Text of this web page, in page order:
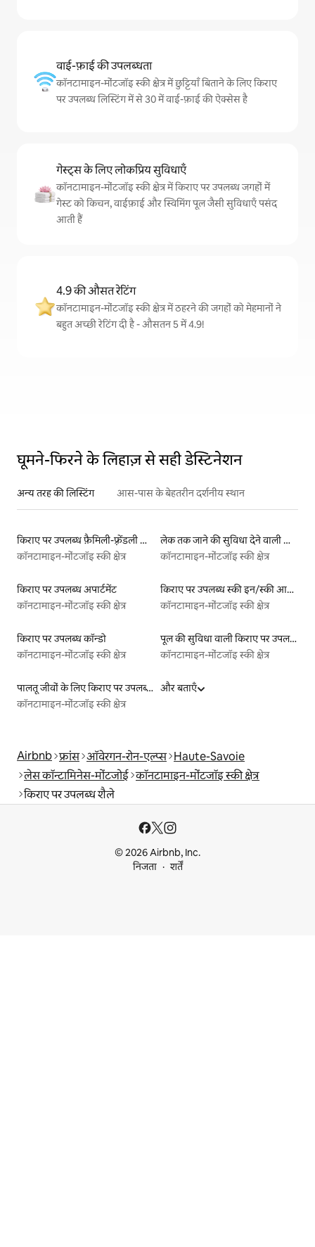
वाई-फ़ाई की उपलब्धता
कॉनटामाइन-मोंटजॉइ स्की क्षेत्र में छुट्टियाँ बिताने के लिए किराए
पर उपलब्ध लिस्टिंग में से 30 में वाई-फ़ाई की ऐक्सेस है
गेस्ट्स के लिए लोकप्रिय सुविधाएँ
कॉनटामाइन-मोंटजॉइ स्की क्षेत्र में किराए पर उपलब्ध जगहों में
गेस्ट को किचन, वाईफ़ाई और स्विमिंग पूल जैसी सुविधाएँ पसंद
आती हैं
4.9 की औसत रेटिंग
कॉनटामाइन-मोंटजॉइ स्की क्षेत्र में ठहरने की जगहों को मेहमानों ने
बहुत अच्छी रेटिंग दी है - औसतन 5 में 4.9!
घूमने-फिरने के लिहाज़ से सही डेस्टिनेशन
अन्य तरह की लिस्टिंग आस-पास के बेहतरीन दर्शनीय स्थान
किराए पर उपलब्ध फ़ैमिली-फ़्रेंडली लिस्टिंग
कॉनटामाइन-मोंटजॉइ स्की क्षेत्र
लेक तक जाने की सुविधा देने वाली किराये पर उपलब्ध लिस्टिंग
कॉनटामाइन-मोंटजॉइ स्की क्षेत्र
किराए पर उपलब्ध अपार्टमेंट
कॉनटामाइन-मोंटजॉइ स्की क्षेत्र
किराए पर उपलब्ध स्की इन/स्की आउट लिस्टिंग
कॉनटामाइन-मोंटजॉइ स्की क्षेत्र
किराए पर उपलब्ध कॉन्डो
कॉनटामाइन-मोंटजॉइ स्की क्षेत्र
पूल की सुविधा वाली किराए पर उपलब्ध लिस्टिंग
कॉनटामाइन-मोंटजॉइ स्की क्षेत्र
पालतू जीवों के लिए किराए पर उपलब्ध लिस्टिंग
कॉनटामाइन-मोंटजॉइ स्की क्षेत्र
और बताएँ
Airbnb फ्रांस ऑवेरगन-रोन-एल्प्स Haute-Savoie
लेस कॉन्टामिनेस-मोंटजोई कॉनटामाइन-मोंटजॉइ स्की क्षेत्र
किराए पर उपलब्ध शैले
© 2026 Airbnb, Inc.
निजता
शर्तें